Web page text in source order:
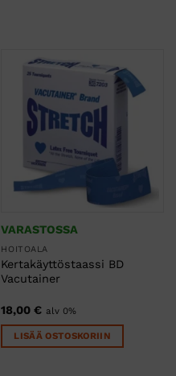
VARASTOSSA
HOITOALA
Kertakäyttöstaassi BD
Vacutainer
18,00€ alv 0%
LISÄÄ OSTOSKORIIN